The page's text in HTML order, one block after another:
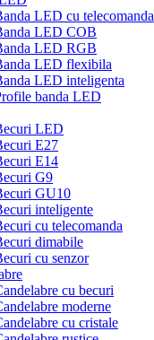
LED cu telecomanda
LED COB
LED RGB
LED flexibila
LED inteligenta
banda LED
LED
E27
E14
G9
GU10
inteligente
cu telecomanda
dimabile
cu senzor
cu becuri
moderne
cu cristale